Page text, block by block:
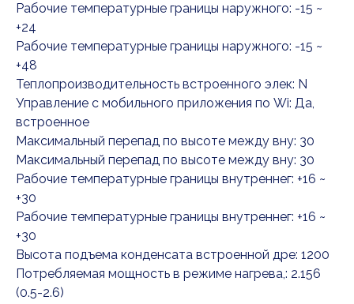
Рабочие температурные границы наружного: -15 ~
+24
Рабочие температурные границы наружного: -15 ~
+48
Теплопроизводительность встроенного элек: N
Управление c мобильного приложения по Wi: Да,
встроенное
Максимальный перепад по высоте между вну: 30
Максимальный перепад по высоте между вну: 30
Рабочие температурные границы внутреннег: +16 ~
+30
Рабочие температурные границы внутреннег: +16 ~
+30
Высота подъема конденсата встроенной дре: 1200
Потребляемая мощность в режиме нагрева,: 2.156
(0.5-2.6)